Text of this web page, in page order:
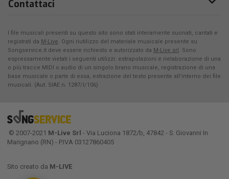
Contattaci
I file musicali presenti su questo sito sono stati interamente suonati, cantati e
registrati da M-Live. Ogni riutilizzo del materiale musicale presente su
Songservice.it deve essere richiesto e autorizzato da M-Live srl. Sono
espressamente vietati i seguenti utilizzi: estrapolazioni e rielaborazione di una
o più tracce MIDI o audio di un singolo brano musicale, registrazione di una
base musicale o parte di essa, estrazione del testo presente all'interno dei file
musicali. (Aut. SIAE n. 1287/I/106)
© 2007-2021 M-Live Srl - Via Luciona 1872/b, 47842 - S. Giovanni In
Marignano (RN) - P.IVA 03127860405
Sito creato da M-LIVE